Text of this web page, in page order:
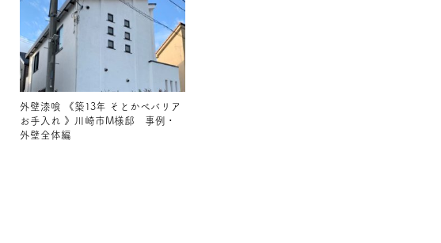
外壁漆喰 《築13年 そとかべバリア
お手入れ 》川崎市M様邸 事例・
外壁全体編